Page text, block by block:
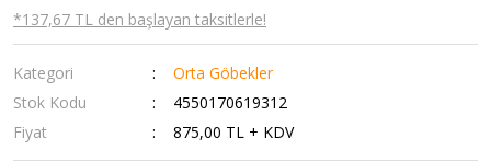
*137,67 TL den başlayan taksitlerle!
Kategori
Orta Göbekler
Stok Kodu
4550170619312
Fiyat
875,00 TL + KDV